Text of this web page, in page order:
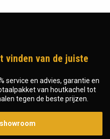
vinden van de juiste
service en advies, garantie en
van houtkachel tot
tegen de beste prijzen.